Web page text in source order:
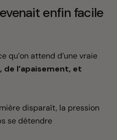
enfin facile
qu’on attend d’une vraie
l’apaisement, et
disparaît, la pression
se détendre